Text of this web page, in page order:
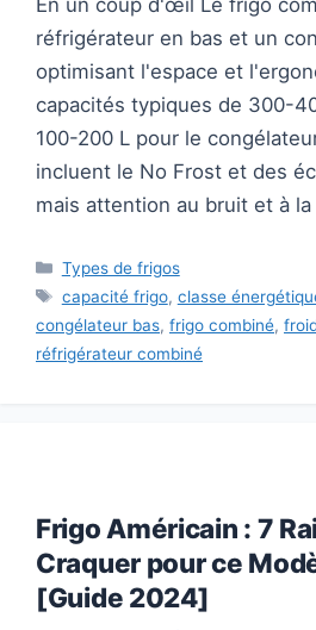
réfrigérateur en bas et un
optimisant l'espace et
capacités typiques de 300-
100-200 L pour le
incluent le No Frost et des
mais attention au bruit et à
Catégories
Types de frigos
Étiquettes
capacité frigo, classe
congélateur bas, frigo combiné,
réfrigérateur combiné
Frigo Américain : 7
Craquer pour ce
[Guide 2024]